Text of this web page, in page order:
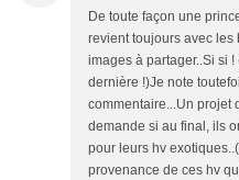
De toute façon une
revient toujours avec les
images à partager..Si si
dernière !)Je note
commentaire...Un projet
demande si au final, ils
pour leurs hv
provenance de ces hv